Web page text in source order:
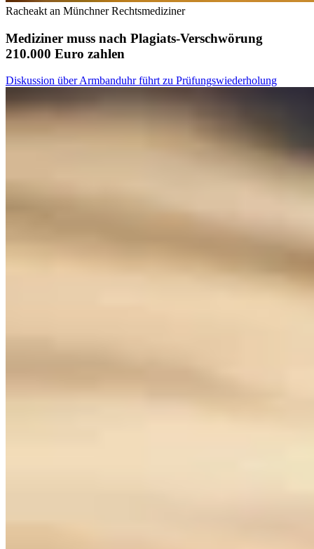
Racheakt an Münchner Rechtsmediziner
Mediziner muss nach Plagiats-Verschwörung
210.000 Euro zahlen
Diskussion über Armbanduhr führt zu Prüfungswiederholung